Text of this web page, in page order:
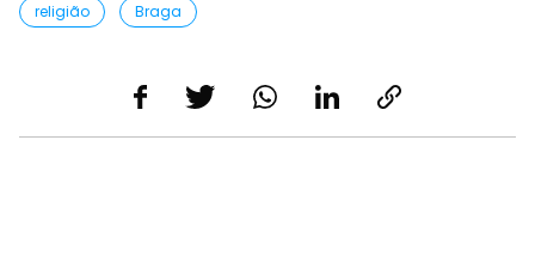
religião Braga